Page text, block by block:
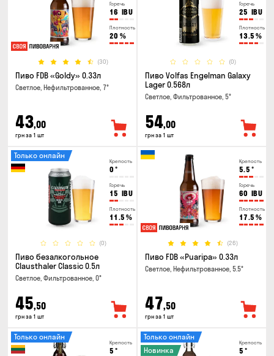
Горечь
16 IBU
Плотность
20 %
(30)
Пиво FDB «Goldy» 0.33л
Светлое, Нефильтрованное, 7°
43,00
грн за 1 шт
Горечь
25 IBU
Плотность
13.5 %
(0)
Пиво Volfas Engelman Galaxy
Lager 0.568л
Светлое, Фильтрованное, 5°
54,00
грн за 1 шт
Крепость
0 °
Горечь
15 IBU
Плотность
11.5 %
(0)
Только онлайн
Пиво безалкогольное
Clausthaler Classic 0.5л
Светлое, Фильтрованное, 0°
45,50
грн за 1 шт
Крепость
5.5 °
Горечь
60 IBU
Плотность
17.5 %
(26)
Пиво FDB «Puaripa» 0.33л
Светлое, Нефильтрованное, 5.5°
47,50
грн за 1 шт
Крепость
5 °
Только онлайн
Крепость
5 °
Только онлайн
Новинка